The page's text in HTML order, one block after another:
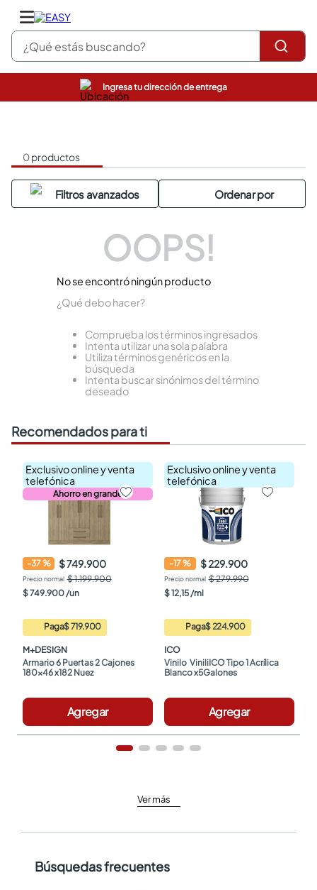
¿Qué estás buscando?
Ingresa tu dirección de entrega
0productos
OOPS!
No se encontró ningún producto
¿Qué debo hacer?
Comprueba los términos ingresados
Intenta utilizar una sola palabra
Utiliza términos genéricos en la
búsqueda
Intenta buscar sinónimos del término
deseado
Recomendados para ti
Exclusivo online y venta
telefónica
Ahorro en grande
-37% $ 749.900
$ 1.199.900
$749.900 /un
Paga$ 719.900
M+DESIGN
Armario 6 Puertas 2 Cajones
180x46 x182 Nuez
Agregar
Exclusivo online y venta
telefónica
-17% $ 229.900
$ 279.990
$12,15 /ml
Paga$ 224.900
ICO
Vinilo  ViniliICO Tipo 1 Acrílica
Blanco x5Galones
Agregar
Ver más
Búsquedas frecuentes
pinturas
comedor
escritorio